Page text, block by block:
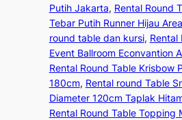
Putih Jakarta, Rental Round
Tebar Putih Runner Hijau
round table dan kursi, Rental
Event Ballroom Econvantion
Rental Round Table Krisbow
180cm, Rental round Table
Diameter 120cm Taplak
Rental Round Table Topping